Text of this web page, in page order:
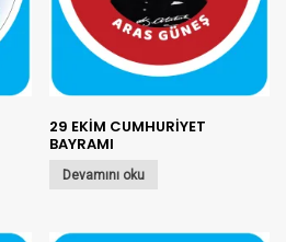
29 EKİM CUMHURİYET
BAYRAMI
Devamını oku